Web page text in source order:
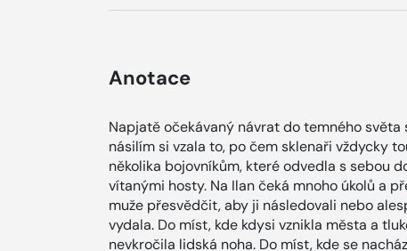
Anotace
Napjatě očekávaný návrat do temného
násilím si vzala to, po čem sklenaři vždycky
několika bojovníkům, které odvedla s sebou
vítanými hosty. Na Ilan čeká mnoho úkolů a
muže přesvědčit, aby ji následovali nebo
vydala. Do míst, kde kdysi vznikla města a
nevkročila lidská noha. Do míst, kde se